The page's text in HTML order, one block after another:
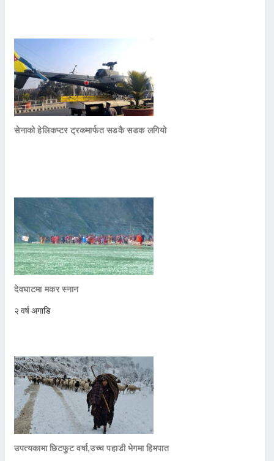
सेनाको हेलिकप्टर ट्रकमार्फत सडकै सडक लगियो
देवघाटमा मकर स्नान
२ वर्ष अगाडि
उपत्यकामा छिटफुट वर्षा,उच्च पहाडी भेगमा हिमपात